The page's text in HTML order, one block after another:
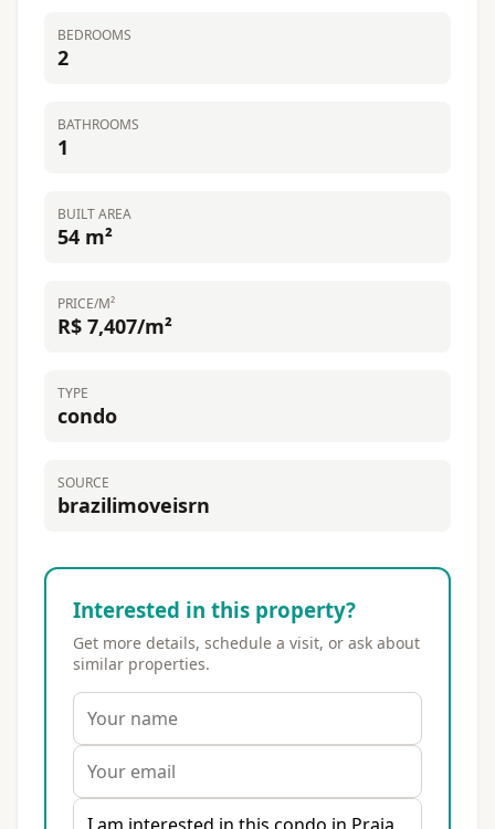
BEDROOMS
2
BATHROOMS
1
BUILT AREA
54 m²
PRICE/M²
R$ 7,407/m²
TYPE
condo
SOURCE
brazilimoveisrn
Interested in this property?
Get more details, schedule a visit, or ask about
similar properties.